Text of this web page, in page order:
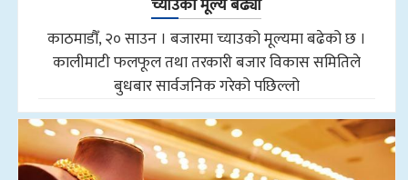
च्याउको मूल्य बढ्यो
काठमाडौँ, २० साउन । बजारमा च्याउको मूल्यमा बढेको छ ।
कालीमाटी फलफूल तथा तरकारी बजार विकास समितिले
बुधबार सार्वजनिक गरेको पछिल्लो